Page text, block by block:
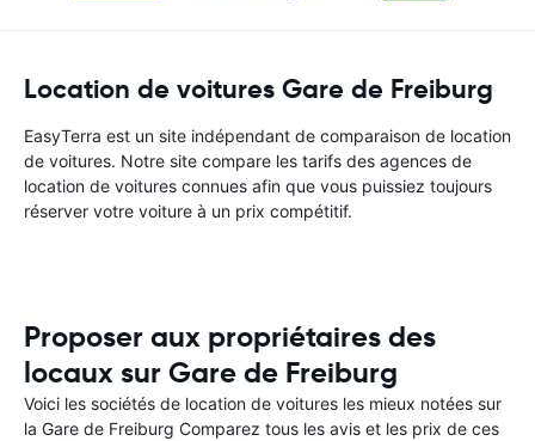
Location de voitures Gare de Freiburg
EasyTerra est un site indépendant de comparaison de location
de voitures. Notre site compare les tarifs des agences de
location de voitures connues afin que vous puissiez toujours
réserver votre voiture à un prix compétitif.
Proposer aux propriétaires des
locaux sur Gare de Freiburg
Voici les sociétés de location de voitures les mieux notées sur
la Gare de Freiburg Comparez tous les avis et les prix de ces